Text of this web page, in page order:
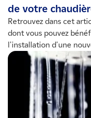
de votre
Retrouvez dans cet
dont vous pouvez
l'installation d'une